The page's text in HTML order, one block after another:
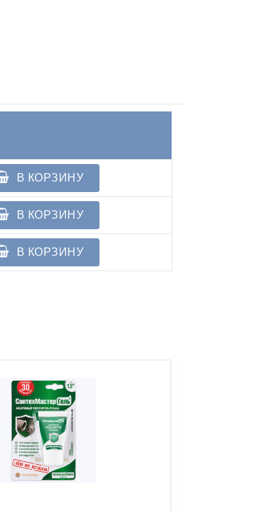
В КОРЗИНУ
В КОРЗИНУ
В КОРЗИНУ